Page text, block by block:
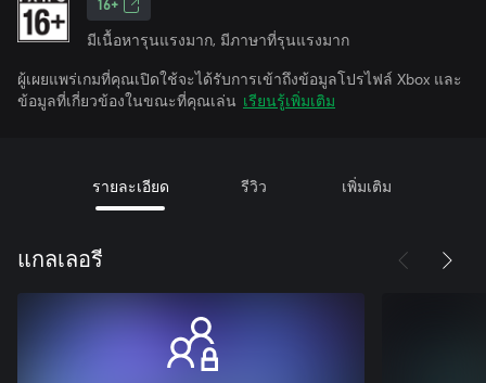
16+
มีเนื้อหารุนแรงมาก, มีภาษาที่รุนแรงมาก
ผู้เผยแพร่เกมที่คุณเปิดใช้จะได้รับการเข้าถึงข้อมูลโปรไฟล์ Xbox และ
ข้อมูลที่เกี่ยวข้องในขณะที่คุณเล่น เรียนรู้เพิ่มเติม
รายละเอียด รีวิว เพิ่มเติม
แกลเลอรี